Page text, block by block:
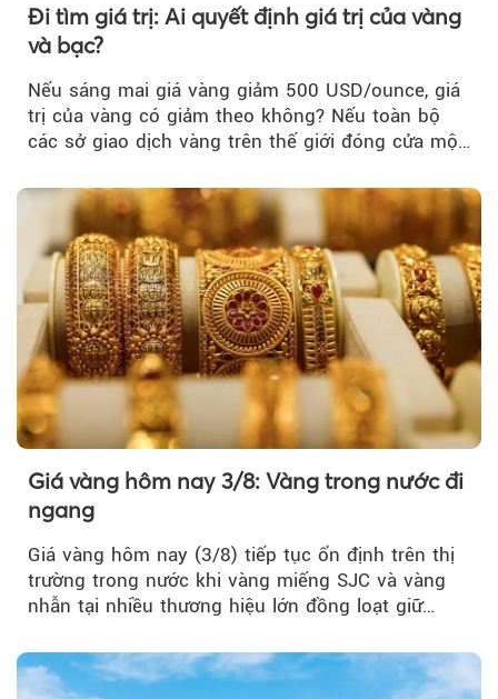
Đi tìm giá trị: Ai quyết định giá trị của vàng
và bạc?
Nếu sáng mai giá vàng giảm 500 USD/ounce, giá
trị của vàng có giảm theo không? Nếu toàn bộ
các sở giao dịch vàng trên thế giới đóng cửa một
Giá vàng hôm nay 3/8: Vàng trong nước đi
ngang
Giá vàng hôm nay (3/8) tiếp tục ổn định trên thị
trường trong nước khi vàng miếng SJC và vàng
nhẫn tại nhiều thương hiệu lớn đồng loạt giữ